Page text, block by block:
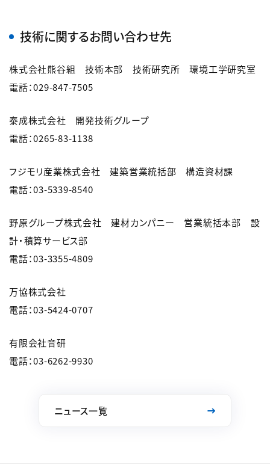
技術に関するお問い合わせ先
株式会社熊谷組 技術本部 技術研究所 環境工学研究室
電話：029-847-7505
泰成株式会社 開発技術グループ
電話：0265-83-1138
フジモリ産業株式会社 建築営業統括部 構造資材課
電話：03-5339-8540
野原グループ株式会社 建材カンパニー 営業統括本部 設
計・積算サービス部
電話：03-3355-4809
万協株式会社
電話：03-5424-0707
有限会社音研
電話：03-6262-9930
ニュース一覧